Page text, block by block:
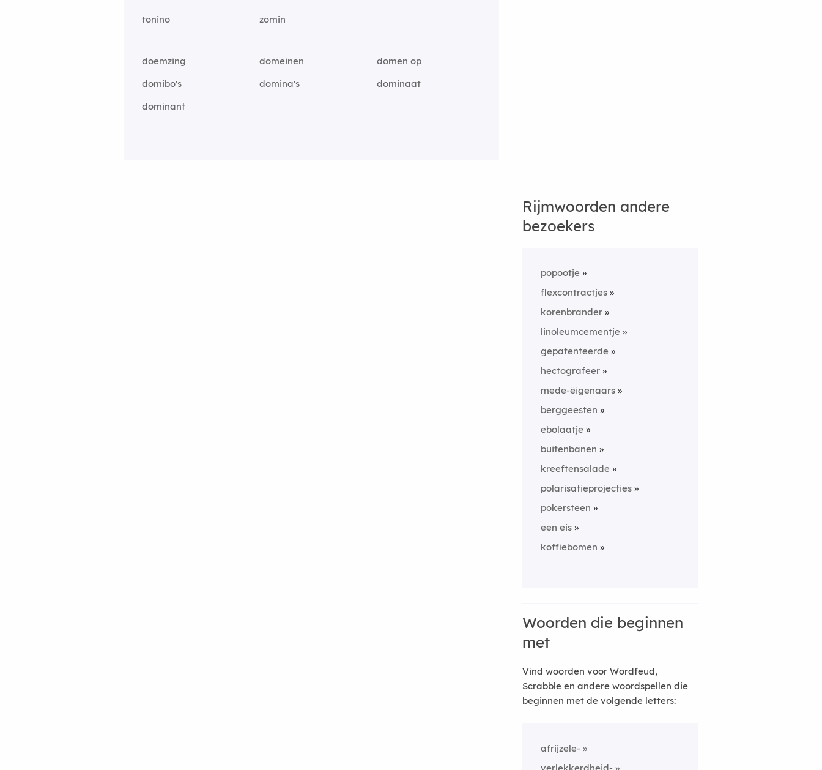
tonino
zomin
doemzing domeinen
domen op
domibo's
domina's
dominaat
dominant
Rijmwoorden andere
bezoekers
popootje
flexcontractjes
korenbrander
linoleumcementje
gepatenteerde
hectografeer
mede-ëigenaars
berggeesten
ebolaatje
buitenbanen
kreeftensalade
polarisatieprojecties
pokersteen
een eis
koffiebomen
Woorden die beginnen
met
Vind woorden voor Wordfeud,
Scrabble en andere woordspellen die
beginnen met de volgende letters:
afrijzele-